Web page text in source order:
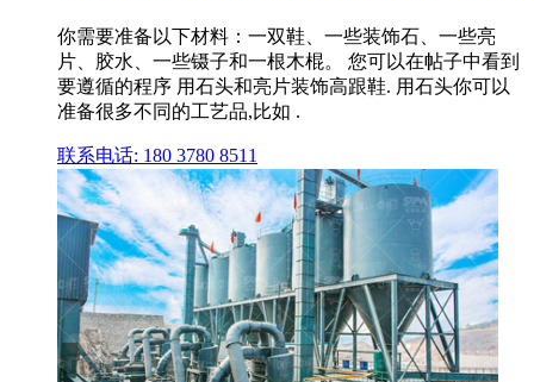
你需要准备以下材料：一双鞋、一些装饰石、一些亮
片、胶水、一些镊子和一根木棍。 您可以在帖子中看到
要遵循的程序 用石头和亮片装饰高跟鞋. 用石头你可以
准备很多不同的工艺品,比如 .
联系电话: 180 3780 8511